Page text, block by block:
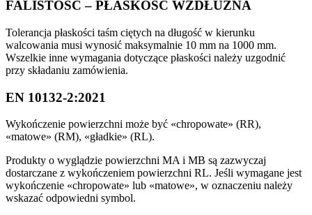
FALISTOŚĆ – PŁASKOŚĆ WZDŁUŻNA
Tolerancja płaskości taśm ciętych na długość w kierunku
walcowania musi wynosić maksymalnie 10 mm na 1000 mm.
Wszelkie inne wymagania dotyczące płaskości należy uzgodnić
przy składaniu zamówienia.
EN 10132-2:2021
Wykończenie powierzchni może być «chropowate» (RR),
«matowe» (RM), «gładkie» (RL).
Produkty o wyglądzie powierzchni MA i MB są zazwyczaj
dostarczane z wykończeniem powierzchni RL. Jeśli wymagane jest
wykończenie «chropowate» lub «matowe», w oznaczeniu należy
wskazać odpowiedni symbol.